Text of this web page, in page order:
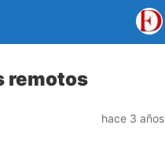
remotos
hace 3 años